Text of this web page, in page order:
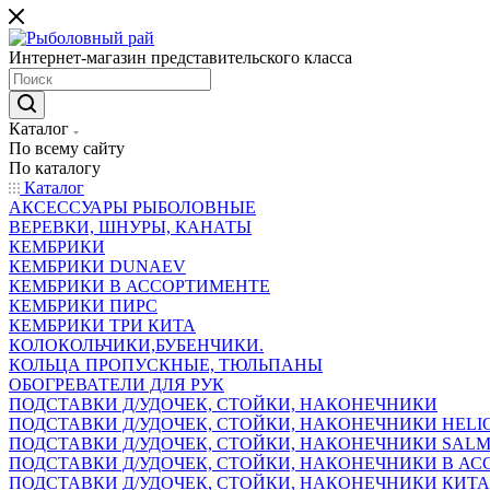
Интернет-магазин представительского класса
Каталог
По всему сайту
По каталогу
Каталог
АКСЕССУАРЫ РЫБОЛОВНЫЕ
ВЕРЕВКИ, ШНУРЫ, КАНАТЫ
КЕМБРИКИ
КЕМБРИКИ DUNAEV
КЕМБРИКИ В АССОРТИМЕНТЕ
КЕМБРИКИ ПИРС
КЕМБРИКИ ТРИ КИТА
КОЛОКОЛЬЧИКИ,БУБЕНЧИКИ.
КОЛЬЦА ПРОПУСКНЫЕ, ТЮЛЬПАНЫ
ОБОГРЕВАТЕЛИ ДЛЯ РУК
ПОДСТАВКИ Д/УДОЧЕК, СТОЙКИ, НАКОНЕЧНИКИ
ПОДСТАВКИ Д/УДОЧЕК, СТОЙКИ, НАКОНЕЧНИКИ
ПОДСТАВКИ Д/УДОЧЕК, СТОЙКИ, НАКОНЕЧНИКИ
ПОДСТАВКИ Д/УДОЧЕК, СТОЙКИ, НАКОНЕЧНИКИ В
ПОДСТАВКИ Д/УДОЧЕК, СТОЙКИ, НАКОНЕЧНИКИ